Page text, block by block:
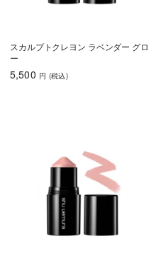
スカルプトクレヨン ラベンダー グロ
ー
5,500 円 (税込)